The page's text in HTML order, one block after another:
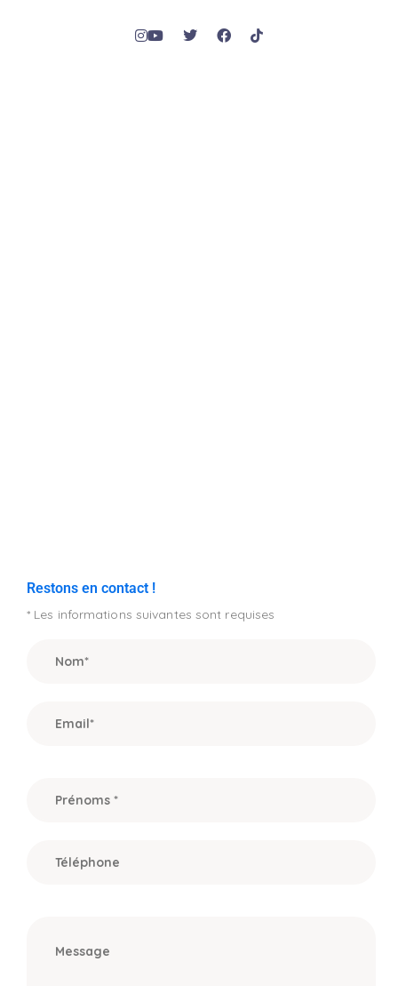
Restons en contact !
* Les informations suivantes sont requises